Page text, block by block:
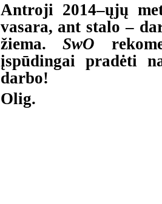
Antroji 2014–ųjų
vasara, ant stalo –
žiema.SwO
įspūdingai pradėti
darbo!
Olig.